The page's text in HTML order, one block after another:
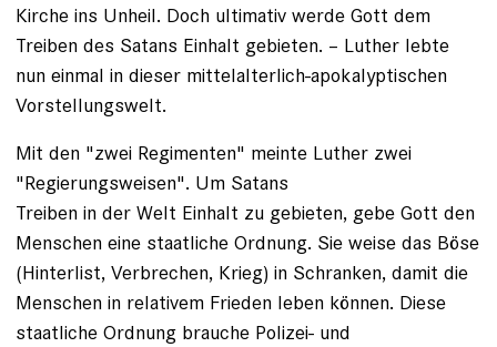
Kirche ins Unheil. Doch ultimativ werde Gott dem
Treiben des Satans Einhalt gebieten. – Luther lebte
nun einmal in dieser mittelalterlich-apokalyptischen
Vorstellungswelt.
Mit den "zwei Regimenten" meinte Luther zwei
"Regierungsweisen". Um Satans
Treiben in der Welt Einhalt zu gebieten, gebe Gott den
Menschen eine staatliche Ordnung. Sie weise das Böse
(Hinterlist, Verbrechen, Krieg) in Schranken, damit die
Menschen in relativem Frieden leben können. Diese
staatliche Ordnung brauche Polizei- und